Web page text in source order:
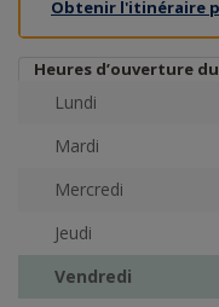
Obtenir l'itinéraire
Heures d’ouverture
Lundi
Mardi
Mercredi
Jeudi
Vendredi